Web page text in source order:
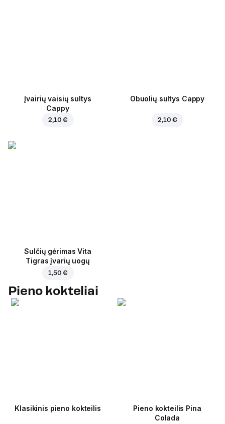
Įvairių vaisių sultys
Cappy
2,10 €
Obuolių sultys Cappy
2,10 €
Sulčių gėrimas Vita
Tigras įvarių uogų
1,50 €
Pieno kokteliai
Klasikinis pieno kokteilis
Pieno kokteilis Pina
Colada